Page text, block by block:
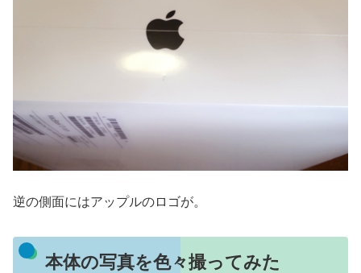
逆の側面にはアップルのロゴが。
本体の写真を色々撮ってみた